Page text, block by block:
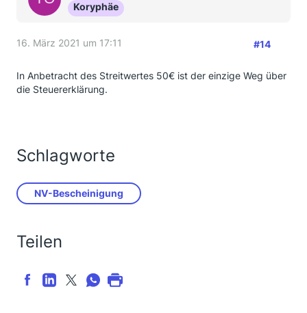
Koryphäe
16. März 2021 um 17:11 #14
In Anbetracht des Streitwertes 50€ ist der einzige Weg über
die Steuererklärung.
Schlagworte
NV-Bescheinigung
Teilen